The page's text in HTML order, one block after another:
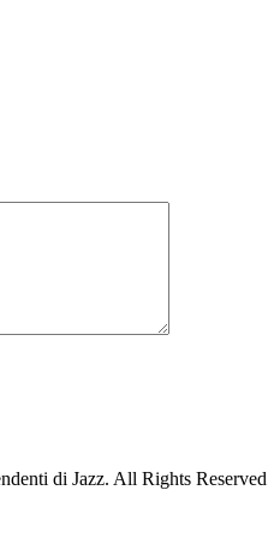
di Jazz. All Rights Reserved.